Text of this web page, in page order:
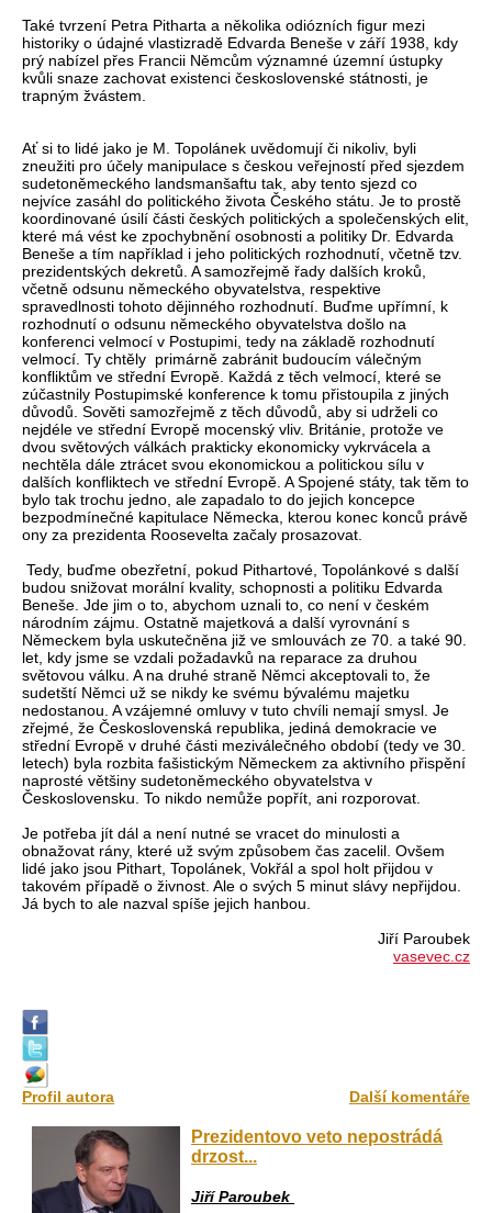
Také tvrzení Petra Pitharta a několika odiózních figur mezi
historiky o údajné vlastizradě Edvarda Beneše v září 1938, kdy
prý nabízel přes Francii Němcům významné územní ústupky
kvůli snaze zachovat existenci československé státnosti, je
trapným žvástem.
Ať si to lidé jako je M. Topolánek uvědomují či nikoliv, byli
zneužiti pro účely manipulace s českou veřejností před sjezdem
sudetoněmeckého landsmanšaftu tak, aby tento sjezd co
nejvíce zasáhl do politického života Českého státu. Je to prostě
koordinované úsilí části českých politických a společenských elit,
které má vést ke zpochybnění osobnosti a politiky Dr. Edvarda
Beneše a tím například i jeho politických rozhodnutí, včetně tzv.
prezidentských dekretů. A samozřejmě řady dalších kroků,
včetně odsunu německého obyvatelstva, respektive
spravedlnosti tohoto dějinného rozhodnutí. Buďme upřímní, k
rozhodnutí o odsunu německého obyvatelstva došlo na
konferenci velmocí v Postupimi, tedy na základě rozhodnutí
velmocí. Ty chtěly primárně zabránit budoucím válečným
konfliktům ve střední Evropě. Každá z těch velmocí, které se
zúčastnily Postupimské konference k tomu přistoupila z jiných
důvodů. Sověti samozřejmě z těch důvodů, aby si udrželi co
nejdéle ve střední Evropě mocenský vliv. Británie, protože ve
dvou světových válkách prakticky ekonomicky vykrvácela a
nechtěla dále ztrácet svou ekonomickou a politickou sílu v
dalších konfliktech ve střední Evropě. A Spojené státy, tak těm to
bylo tak trochu jedno, ale zapadalo to do jejich koncepce
bezpodmínečné kapitulace Německa, kterou konec konců právě
ony za prezidenta Roosevelta začaly prosazovat.
Tedy, buďme obezřetní, pokud Pithartové, Topolánkové s další
budou snižovat morální kvality, schopnosti a politiku Edvarda
Beneše. Jde jim o to, abychom uznali to, co není v českém
národním zájmu. Ostatně majetková a další vyrovnání s
Německem byla uskutečněna již ve smlouvách ze 70. a také 90.
let, kdy jsme se vzdali požadavků na reparace za druhou
světovou válku. A na druhé straně Němci akceptovali to, že
sudetští Němci už se nikdy ke svému bývalému majetku
nedostanou. A vzájemné omluvy v tuto chvíli nemají smysl. Je
zřejmé, že Československá republika, jediná demokracie ve
střední Evropě v druhé části meziválečného období (tedy ve 30.
letech) byla rozbita fašistickým Německem za aktivního přispění
naprosté většiny sudetoněmeckého obyvatelstva v
Československu. To nikdo nemůže popřít, ani rozporovat.
Je potřeba jít dál a není nutné se vracet do minulosti a
obnažovat rány, které už svým způsobem čas zacelil. Ovšem
lidé jako jsou Pithart, Topolánek, Vokřál a spol holt přijdou v
takovém případě o živnost. Ale o svých 5 minut slávy nepřijdou.
Já bych to ale nazval spíše jejich hanbou.
Jiří Paroubek
vasevec.cz
Profil autora Další komentáře
Prezidentovo veto nepostrádá
drzost...
Jiří Paroubek